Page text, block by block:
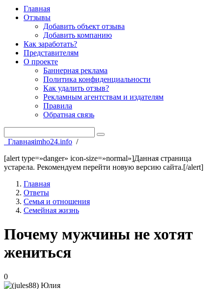
Главная
Отзывы
Добавить объект отзыва
Добавить компанию
Как заработать?
Представителям
О проекте
Баннерная реклама
Политика конфиденциальности
Как удалить отзыв?
Рекламным агентствам и издателям
Правила
Обратная связь
Главнаяimho24.info /
[alert type=»danger» icon-size=»normal»]Данная страница
устарела. Рекомендуем перейти новую версию сайта.[/alert]
Главная
Ответы
Семья и отношения
Семейная жизнь
Почему мужчины не хотят
жениться
0